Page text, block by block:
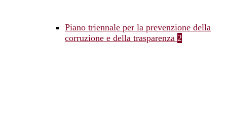
Piano triennale per la prevenzione della
corruzione e della trasparenza 2